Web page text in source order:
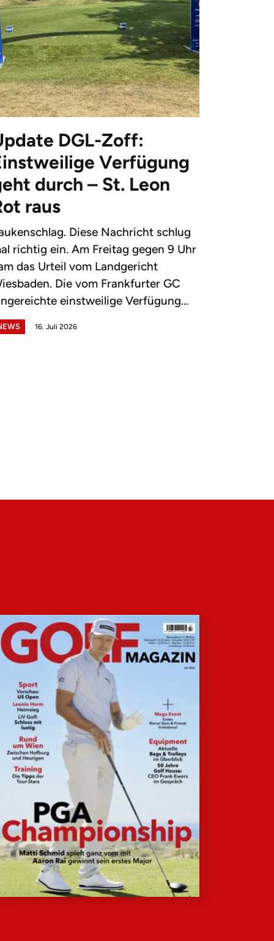
DGL-Zoff:
Verfügung
durch – St. Leon
raus
Diese Nachricht schlug
richtig ein. Am Freitag gegen 9 Uhr
das Urteil vom Landgericht
Die vom Frankfurter GC
einstweilige Verfügung...
16. Juli 2026